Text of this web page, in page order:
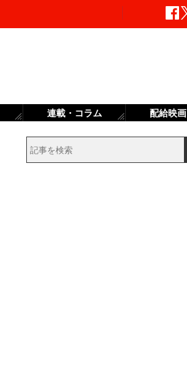
連載・コラム 配給映画